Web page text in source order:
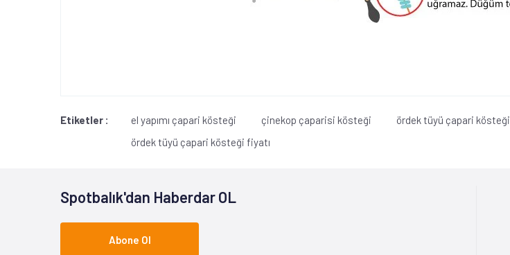
Etiketler : el yapımı çapari kösteği çinekop çaparisi kösteği ördek tüyü çapari kösteği
ördek tüyü çapari kösteği fiyatı
Spotbalık'dan Haberdar OL
Abone Ol